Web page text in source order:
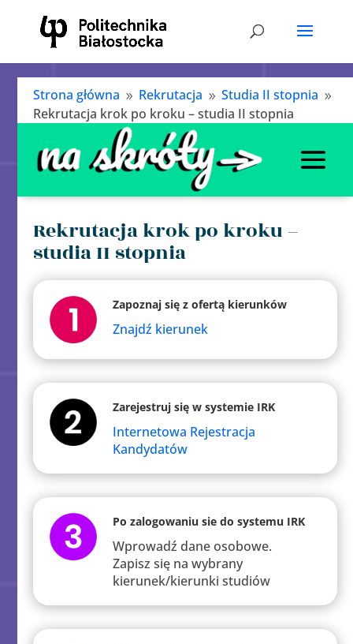
Strona główna 9 Rekrutacja 9 Studia II stopnia 9
Rekrutacja krok po kroku – studia II stopnia
Rekrutacja krok po kroku –
studia II stopnia
Zapoznaj się z ofertą kierunków
Znajdź kierunek
Zarejestruj się w systemie IRK
Internetowa Rejestracja
Kandydatów
Po zalogowaniu sie do systemu IRK
Wprowadź dane osobowe.
Zapisz się na wybrany
kierunek/kierunki studiów